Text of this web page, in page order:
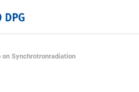
on Synchrotronradiation